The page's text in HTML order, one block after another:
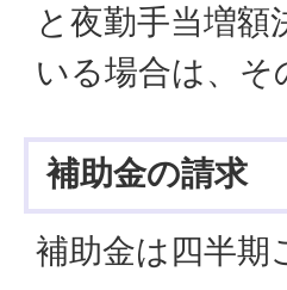
と夜勤手当増
いる場合は、そ
補助金の請求
補助金は四半期